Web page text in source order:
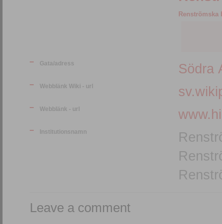
Renströmska
Gata/adress Södra
Webblänk Wiki - url
Webblänk - url
Institutionsnamn
Leave a comment